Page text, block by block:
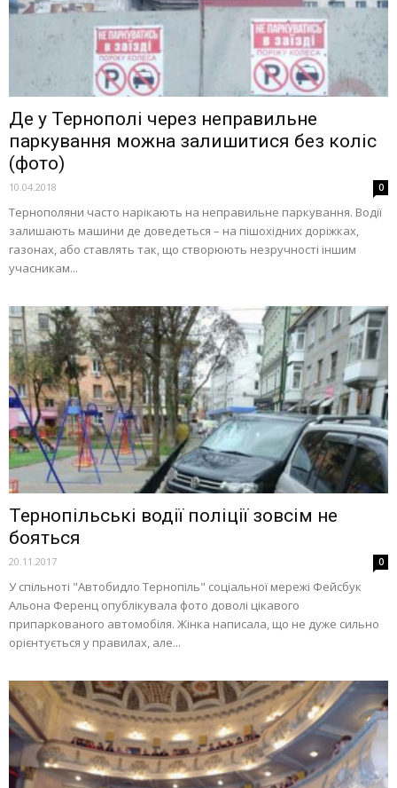
Де у Тернополі через неправильне
паркування можна залишитися без коліс
(фото)
10.04.2018 0
Тернополяни часто нарікають на неправильне паркування. Водії
залишають машини де доведеться – на пішохідних доріжках,
газонах, або ставлять так, що створюють незручності іншим
учасникам...
Тернопільські водії поліції зовсім не
бояться
20.11.2017 0
У спільноті "Автобидло Тернопіль" соціальної мережі Фейсбук
Альона Ференц опублікувала фото доволі цікавого
припаркованого автомобіля. Жінка написала, що не дуже сильно
орієнтується у правилах, але...